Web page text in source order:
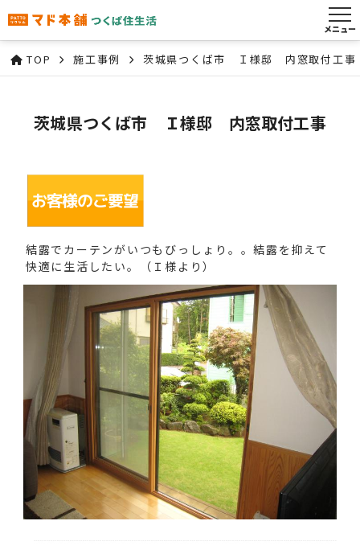
メニュー
TOP 施工事例 茨城県つくば市 Ｉ様邸 内窓取付工事
茨城県つくば市 Ｉ様邸 内窓取付工事
結露でカーテンがいつもびっしょり。。結露を抑えて
快適に生活したい。（Ｉ様より）